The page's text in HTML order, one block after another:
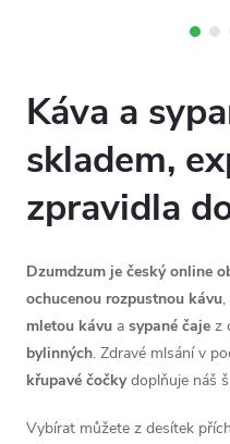
květinovou chutí a nízkým...
Káva a
skladem,
zpravidla
Dzumdzum je český online
ochucenou rozpustnou kávu,
mletou kávu a sypané čaje z
bylinných. Zdravé mlsání v
křupavé čočkydoplňuje náš
Vybírat můžete z desítek